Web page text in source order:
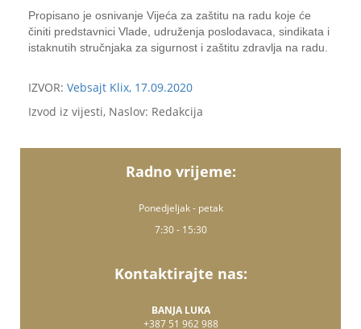
Propisano je osnivanje Vijeća za zaštitu na radu koje će
činiti predstavnici Vlade, udruženja poslodavaca, sindikata i
istaknutih stručnjaka za sigurnost i zaštitu zdravlja na radu.
IZVOR: Vebsajt Klix, 17.09.2020
Izvod iz vijesti, Naslov: Redakcija
Radno vrijeme:
Ponedjeljak - petak
7:30 - 15:30
Kontaktirajte nas:
BANJA LUKA
+387 51 962 988